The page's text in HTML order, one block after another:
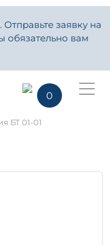
заявку на
обязательно вам
0
БТ 01-01